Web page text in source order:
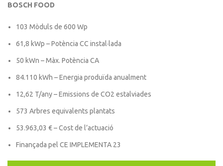
BOSCH FOOD
103 Mòduls de 600 Wp
61,8 kWp – Potència CC instal·lada
50 kWn – Màx. Potència CA
84.110 kWh – Energia produïda anualment
12,62 T/any – Emissions de CO2 estalviades
573 Arbres equivalents plantats
53.963,03 € – Cost de l’actuació
Finançada pel CE IMPLEMENTA 23